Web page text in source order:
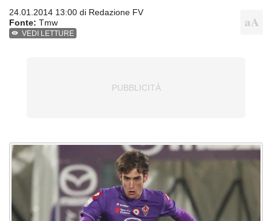
24.01.2014 13:00 di Redazione FV
Fonte: Tmw
VEDI LETTURE